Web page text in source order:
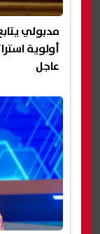
مدبولي
أولوية
عاجل